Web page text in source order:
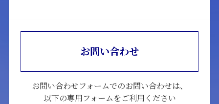
お問い合わせ
お問い合わせフォームでのお問い合わせは、
以下の専用フォームをご利用ください